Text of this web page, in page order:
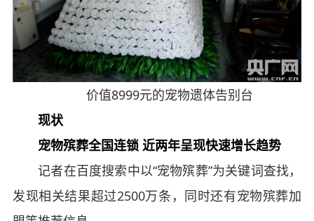
价值8999元的宠物遗体告别台
现状
宠物殡葬全国连锁 近两年呈现快速增长趋势
记者在百度搜索中以“宠物殡葬”为关键词查找，
发现相关结果超过2500万条，同时还有宠物殡葬加